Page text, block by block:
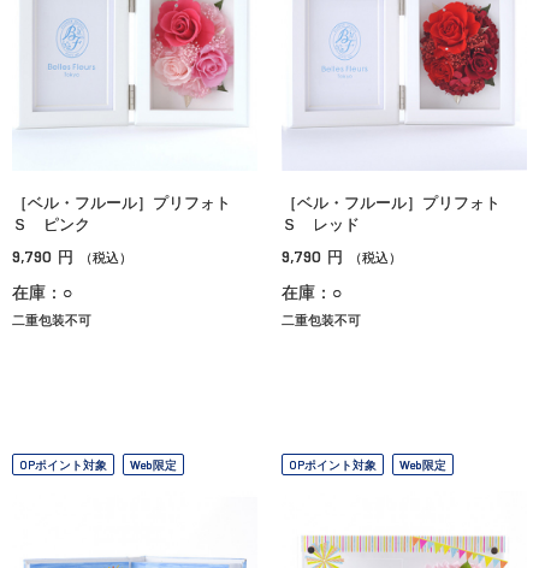
［ベル・フルール］プリフォト
Ｓ ピンク
9,790 円 （税込）
在庫：○
二重包装不可
［ベル・フルール］プリフォト
Ｓ レッド
9,790 円 （税込）
在庫：○
二重包装不可
OPポイント対象 Web限定 OPポイント対象 Web限定